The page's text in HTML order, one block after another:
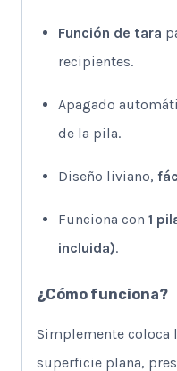
Función de tara
recipientes.
Apagado
de la pila.
Diseño liviano,
Funciona con 1
incluida).
¿Cómo funciona?
Simplemente coloca
superficie plana,